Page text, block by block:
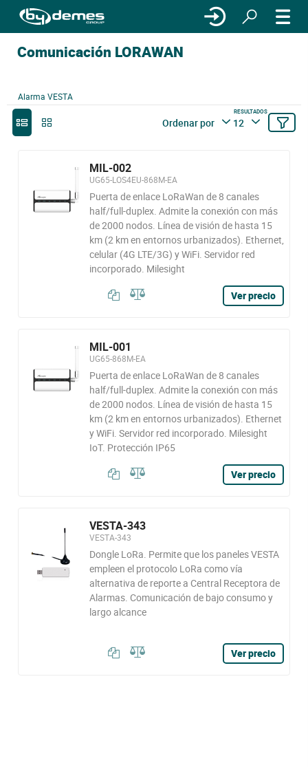
Comunicación LORAWAN
Alarma VESTA
Ordenar por
RESULTADOS
12
MIL-002
UG65-LOS4EU-868M-EA
Puerta de enlace LoRaWan de 8 canales
half/full-duplex. Admite la conexión con más
de 2000 nodos. Línea de visión de hasta 15
km (2 km en entornos urbanizados). Ethernet,
celular (4G LTE/3G) y WiFi. Servidor red
incorporado. Milesight
Ver precio
MIL-001
UG65-868M-EA
Puerta de enlace LoRaWan de 8 canales
half/full-duplex. Admite la conexión con más
de 2000 nodos. Línea de visión de hasta 15
km (2 km en entornos urbanizados). Ethernet
y WiFi. Servidor red incorporado. Milesight
IoT. Protección IP65
Ver precio
VESTA-343
VESTA-343
Dongle LoRa. Permite que los paneles VESTA
empleen el protocolo LoRa como vía
alternativa de reporte a Central Receptora de
Alarmas. Comunicación de bajo consumo y
largo alcance
Ver precio